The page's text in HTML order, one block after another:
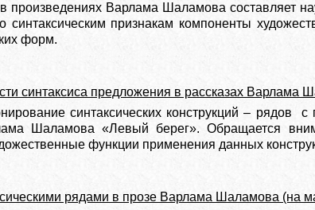
в произведениях Варлама Шаламова составляет
признакам компоненты
форм.
синтаксиса предложения в рассказах Варлама
синтаксических конструкций – рядов
Шаламова «Левый берег». Обращается
функции применения данных
рядами в прозе Варлама Шаламова (на